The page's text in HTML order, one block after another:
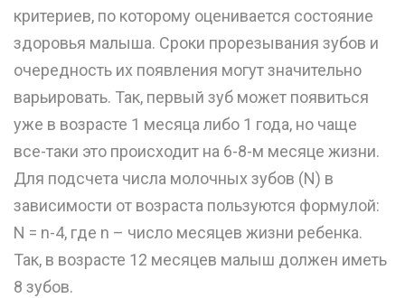
критериев, по которому оценивается состояние
здоровья малыша. Сроки прорезывания зубов и
очередность их появления могут значительно
варьировать. Так, первый зуб может появиться
уже в возрасте 1 месяца либо 1 года, но чаще
все-таки это происходит на 6-8-м месяце жизни.
Для подсчета числа молочных зубов (N) в
зависимости от возраста пользуются формулой:
N = n-4, где n – число месяцев жизни ребенка.
Так, в возрасте 12 месяцев малыш должен иметь
8 зубов.